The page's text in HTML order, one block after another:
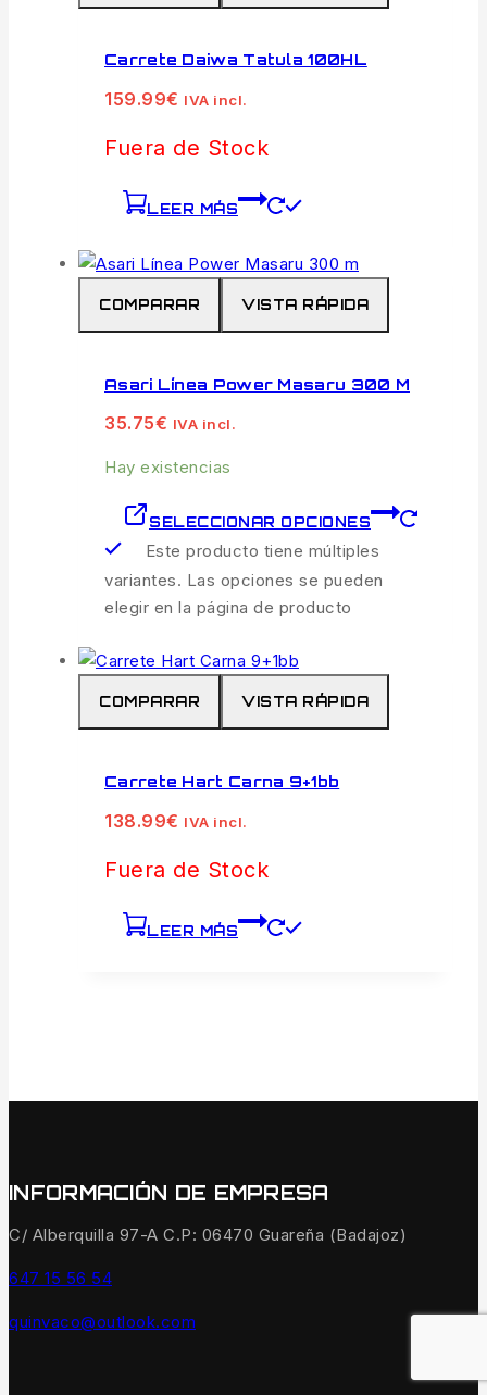
Carrete Daiwa Tatula 100HL
159.99€ IVA incl.
Fuera de Stock
LEER MÁS
COMPARAR VISTA RÁPIDA
Asari Línea Power Masaru 300 M
35.75€ IVA incl.
Hay existencias
SELECCIONAR OPCIONES
Este producto tiene múltiples
variantes. Las opciones se pueden
elegir en la página de producto
COMPARAR VISTA RÁPIDA
Carrete Hart Carna 9+1bb
138.99€ IVA incl.
Fuera de Stock
LEER MÁS
INFORMACIÓN DE EMPRESA
C/ Alberquilla 97-A C.P: 06470 Guareña (Badajoz)
647 15 56 54
quinvaco@outlook.com